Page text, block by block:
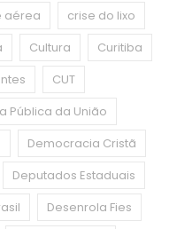
aérea
crise do lixo
Cultura
Curitiba
CUT
Pública da União
Democracia Cristã
Deputados Estaduais
Desenrola Fies